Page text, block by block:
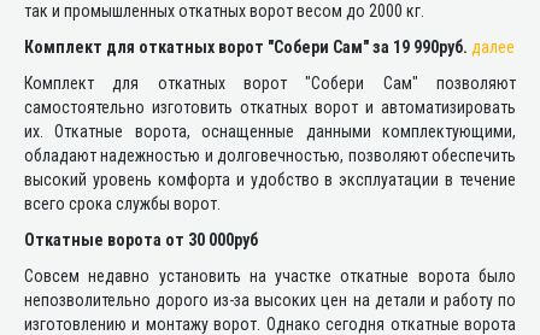
так и промышленных откатных ворот весом до 2000 кг.
Комплект для откатных ворот "Собери Сам" за 19 990руб. далее
Комплект для откатных ворот "Собери Сам" позволяют
самостоятельно изготовить откатных ворот и автоматизировать
их. Откатные ворота, оснащенные данными комплектующими,
обладают надежностью и долговечностью, позволяют обеспечить
высокий уровень комфорта и удобство в эксплуатации в течение
всего срока службы ворот.
Откатные ворота от 30 000руб
Совсем недавно установить на участке откатные ворота было
непозволительно дорого из-за высоких цен на детали и работу по
изготовлению и монтажу ворот. Однако сегодня откатные ворота